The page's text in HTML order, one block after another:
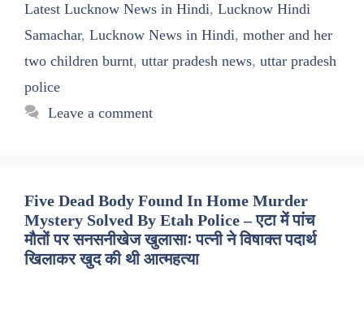
Latest Lucknow News in Hindi, Lucknow Hindi
Samachar, Lucknow News in Hindi, mother and her
two children burnt, uttar pradesh news, uttar pradesh
police
Leave a comment
Five Dead Body Found In Home Murder
Mystery Solved By Etah Police – एटा में पांच
मौतों पर सनसनीखेज खुलासाः पत्नी ने विषाक्त पदार्थ
खिलाकर खुद की थी आत्महत्या